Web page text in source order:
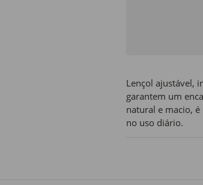
Lençol ajustável,
garantem um
natural e macio,
no uso diário.